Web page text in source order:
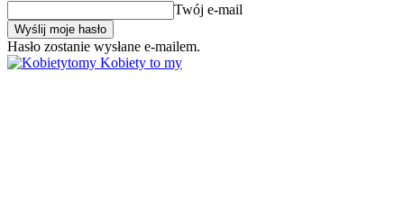
Twój e-mail
Hasło zostanie wysłane e-mailem.
Kobiety to my